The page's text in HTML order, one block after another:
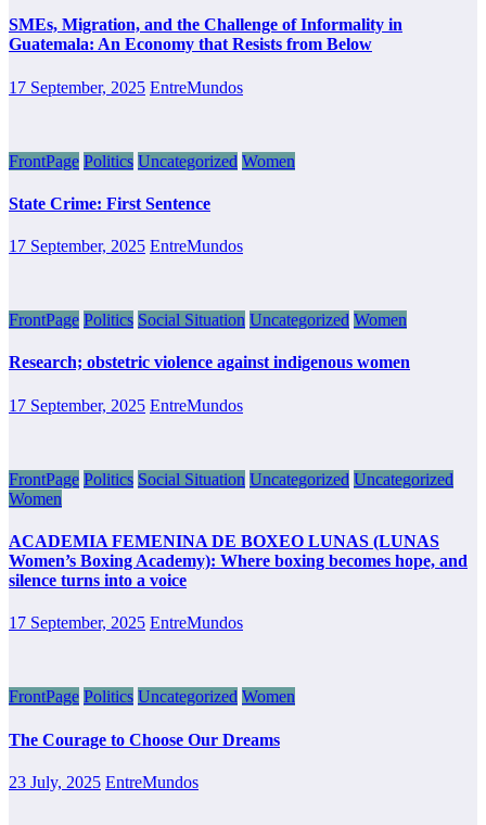
SMEs, Migration, and the Challenge of Informality in
Guatemala: An Economy that Resists from Below
17 September, 2025 EntreMundos
FrontPage Politics Uncategorized Women
State Crime: First Sentence
17 September, 2025 EntreMundos
FrontPage Politics Social Situation Uncategorized Women
Research; obstetric violence against indigenous women
17 September, 2025 EntreMundos
FrontPage Politics Social Situation Uncategorized Uncategorized
Women
ACADEMIA FEMENINA DE BOXEO LUNAS (LUNAS
Women’s Boxing Academy): Where boxing becomes hope, and
silence turns into a voice
17 September, 2025 EntreMundos
FrontPage Politics Uncategorized Women
The Courage to Choose Our Dreams
23 July, 2025 EntreMundos